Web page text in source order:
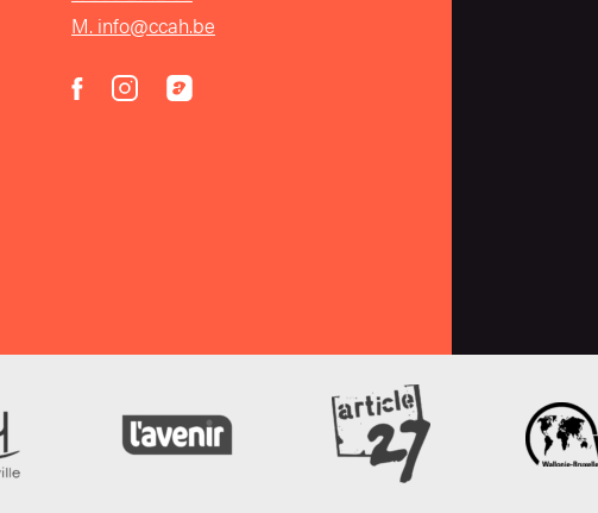
M. info@ccah.be
facebook
instagram
acast